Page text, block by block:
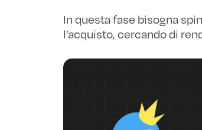
In questa fase bisogna
l’acquisto, cercando di